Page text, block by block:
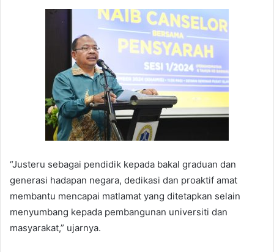
“Justeru sebagai pendidik kepada bakal graduan dan
generasi hadapan negara, dedikasi dan proaktif amat
membantu mencapai matlamat yang ditetapkan selain
menyumbang kepada pembangunan universiti dan
masyarakat,” ujarnya.